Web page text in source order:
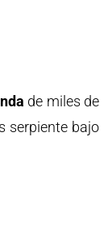
de miles de
serpiente bajo